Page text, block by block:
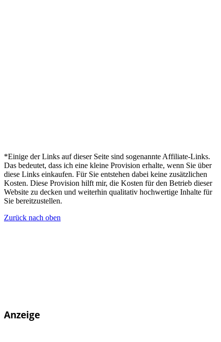
*Einige der Links auf dieser Seite sind sogenannte Affiliate-Links.
Das bedeutet, dass ich eine kleine Provision erhalte, wenn Sie über
diese Links einkaufen. Für Sie entstehen dabei keine zusätzlichen
Kosten. Diese Provision hilft mir, die Kosten für den Betrieb dieser
Website zu decken und weiterhin qualitativ hochwertige Inhalte für
Sie bereitzustellen.
Zurück nach oben
Anzeige